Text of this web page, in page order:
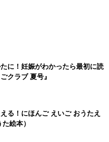
らすのせ、にんじんのポテサ
ダノンというメニュー。
で、やはり深い器を用意する
ウンドココットは定番食器。
食育に繋がりそうですね！
に！妊娠がわかったら最初に読
クラブ 夏号』
る！にほんご えいご おうたえ
絵本）